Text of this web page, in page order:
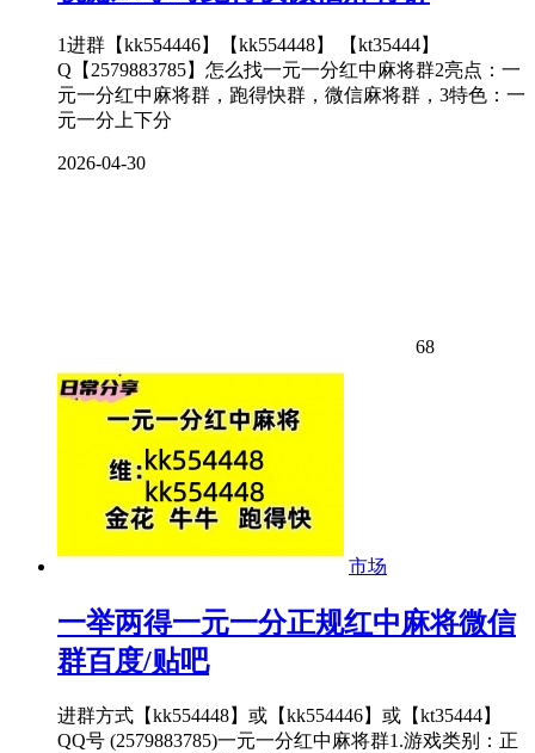
1进群【kk554446】【kk554448】 【kt35444】
Q【2579883785】怎么找一元一分红中麻将群2亮点：一
元一分红中麻将群，跑得快群，微信麻将群，3特色：一
元一分上下分
2026-04-30
68
市场
一举两得一元一分正规红中麻将微信
群百度/贴吧
进群方式【kk554448】或【kk554446】或【kt35444】
QQ号 (2579883785)一元一分红中麻将群1.游戏类别：正